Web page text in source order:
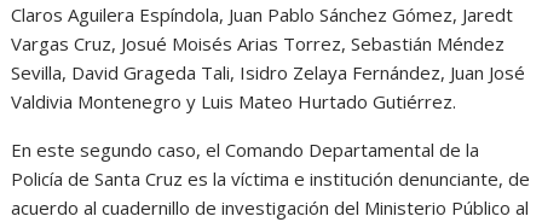
Claros Aguilera Espíndola, Juan Pablo Sánchez Gómez, Jaredt
Vargas Cruz, Josué Moisés Arias Torrez, Sebastián Méndez
Sevilla, David Grageda Tali, Isidro Zelaya Fernández, Juan José
Valdivia Montenegro y Luis Mateo Hurtado Gutiérrez.
En este segundo caso, el Comando Departamental de la
Policía de Santa Cruz es la víctima e institución denunciante, de
acuerdo al cuadernillo de investigación del Ministerio Público al